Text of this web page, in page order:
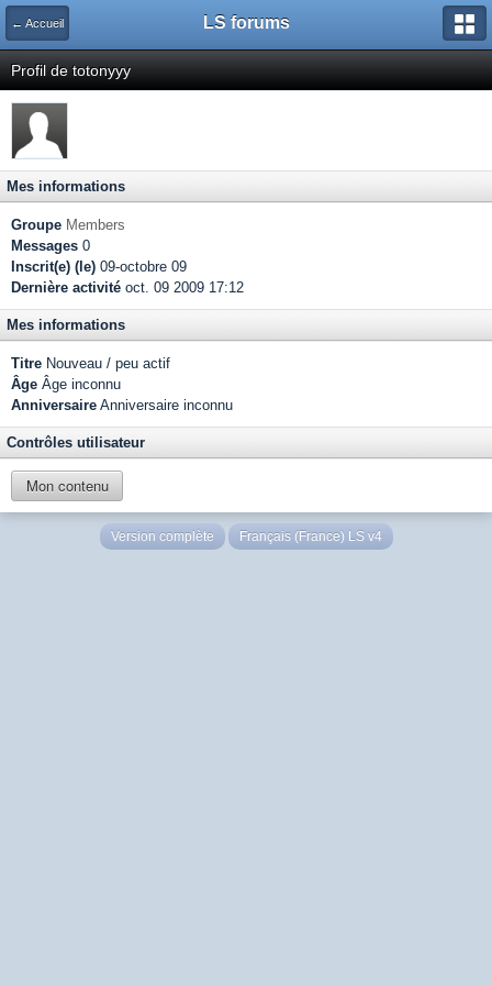
← Accueil LS forums
Profil de totonyyy
Mes informations
Groupe Members
Messages 0
Inscrit(e) (le) 09-octobre 09
Dernière activité oct. 09 2009 17:12
Mes informations
Titre Nouveau / peu actif
Âge Âge inconnu
Anniversaire Anniversaire inconnu
Contrôles utilisateur
Mon contenu
Version complète Français (France) LS v4